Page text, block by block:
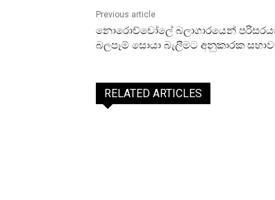
Previous article
නොරොච්චෝලේ බලාගාරයෙන්
බලපෑම් සොයා බැලීමට අනුකාරක
RELATED ARTICLES